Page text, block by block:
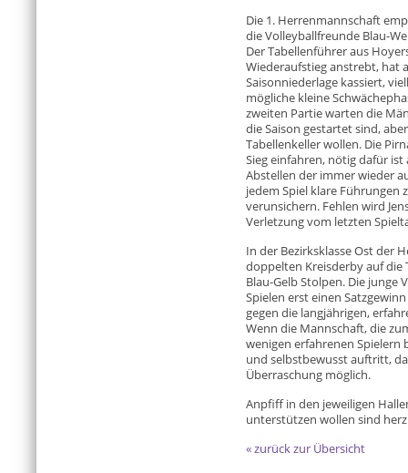
Die 1. Herrenmannschaft
die Volleyballfreunde Blau-
Der Tabellenführer aus
Wiederaufstieg anstrebt, hat
Saisonniederlage kassiert,
mögliche kleine
zweiten Partie warten die
die Saison gestartet sind,
Tabellenkeller wollen. Die
Sieg einfahren, nötig dafür
Abstellen der immer wieder
jedem Spiel klare Führungen
verunsichern. Fehlen wird
Verletzung vom letzten
In der Bezirksklasse Ost der
doppelten Kreisderby auf die
Blau-Gelb Stolpen. Die junge
Spielen erst einen
gegen die langjährigen,
Wenn die Mannschaft, die
wenigen erfahrenen Spielern
und selbstbewusst auftritt,
Überraschung möglich.
Anpfiff in den jeweiligen
unterstützen wollen sind
« zurück zur Übersicht